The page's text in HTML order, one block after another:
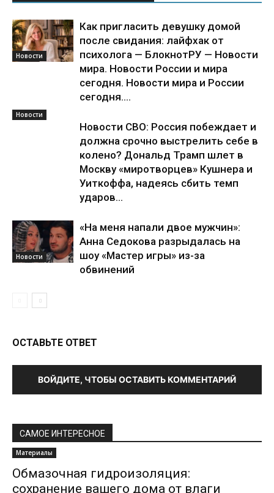
Новости
Как пригласить девушку домой
после свидания: лайфхак от
психолога — БлокнотРУ — Новости
мира. Новости России и мира
сегодня. Новости мира и России
сегодня....
Новости
Новости СВО: Россия побеждает и
должна срочно выстрелить себе в
колено? Дональд Трамп шлет в
Москву «миротворцев» Кушнера и
Уиткоффа, надеясь сбить темп
ударов...
Новости
«На меня напали двое мужчин»:
Анна Седокова разрыдалась на
шоу «Мастер игры» из-за
обвинений
ОСТАВЬТЕ ОТВЕТ
ВОЙДИТЕ, ЧТОБЫ ОСТАВИТЬ КОММЕНТАРИЙ
САМОЕ ИНТЕРЕСНОЕ
Материалы
Обмазочная гидроизоляция:
сохранение вашего дома от влаги